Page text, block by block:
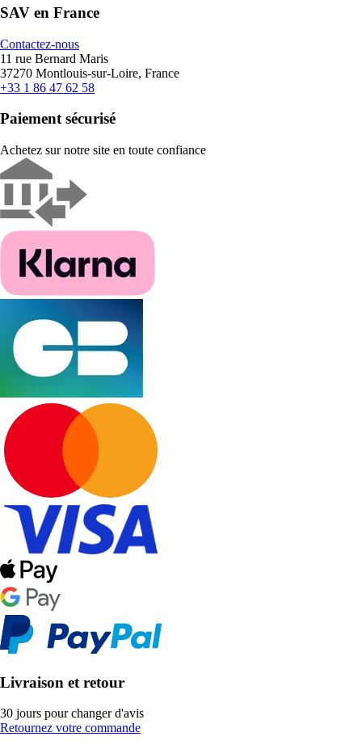
SAV en France
Contactez-nous
11 rue Bernard Maris
37270 Montlouis-sur-Loire, France
+33 1 86 47 62 58
Paiement sécurisé
Achetez sur notre site en toute confiance
Livraison et retour
30 jours pour changer d'avis
Retournez votre commande